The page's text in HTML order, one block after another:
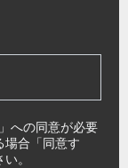
」への同意が必要
場合「同意す
。